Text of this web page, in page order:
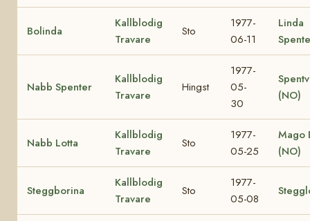
Bolinda
Kallblodig
Travare
Sto
1977-
06-11
Linda
Nabb Spenter
Kallblodig
Travare
Hingst
1977-
05-
30
(NO)
Nabb Lotta
Kallblodig
Travare
Sto
1977-
05-25
Mago
(NO)
Steggborina
Kallblodig
Travare
Sto
1977-
05-08